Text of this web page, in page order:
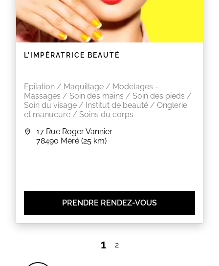
L'IMPÉRATRICE BEAUTÉ
Epilation / Maquillage / Modelages -
Massages / Soin des mains / Soin des pieds /
Soin du visage / Institut de beauté / Onglerie
et manucure / Soins du corps
17 Rue Roger Vannier
78490 Méré (25 km)
PRENDRE RENDEZ-VOUS
1 2